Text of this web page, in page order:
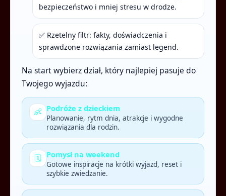
bezpieczeństwo i mniej stresu w drodze.
✅ Rzetelny filtr: fakty, doświadczenia i
sprawdzone rozwiązania zamiast legend.
Na start wybierz dział, który najlepiej pasuje do
Twojego wyjazdu:
👶 Podróże z dzieckiem
Planowanie, rytm dnia, atrakcje i wygodne
rozwiązania dla rodzin.
🗓️ Pomysł na weekend
Gotowe inspiracje na krótki wyjazd, reset i
szybkie zwiedzanie.